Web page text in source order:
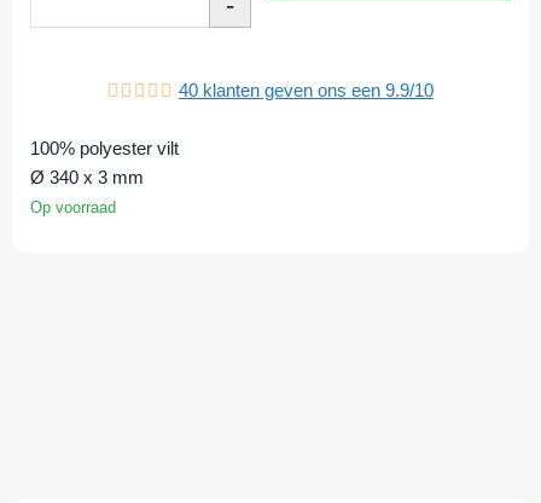
40 klanten geven ons een 9.9/10
100% polyester vilt
Ø 340 x 3 mm
Op voorraad